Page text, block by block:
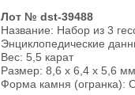
Лот № dst-39488
Название: Набор из 3
Энциклопедические
Вес: 5,5 карат
Размер: 8,6 х 6,4 х 5,6
Форма камня (огранка):